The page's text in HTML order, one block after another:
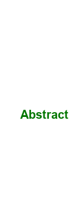
Abstract